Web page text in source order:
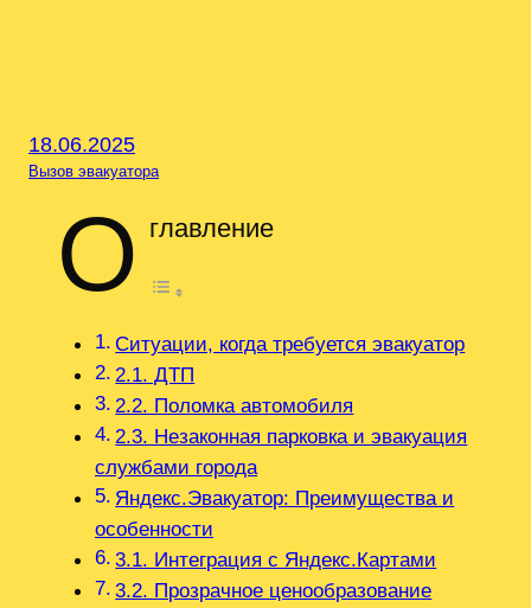
18.06.2025
Вызов эвакуатора
О главление
Ситуации, когда требуется эвакуатор
2.1. ДТП
2.2. Поломка автомобиля
2.3. Незаконная парковка и эвакуация
службами города
Яндекс.Эвакуатор: Преимущества и
особенности
3.1. Интеграция с Яндекс.Картами
3.2. Прозрачное ценообразование